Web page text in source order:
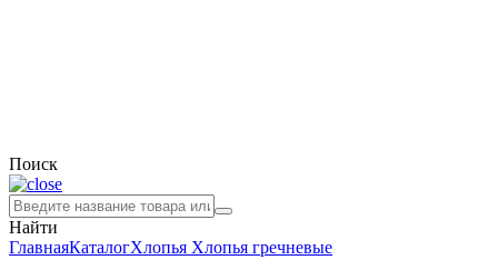
Поиск
Найти
ГлавнаяКаталогХлопья Хлопья гречневые